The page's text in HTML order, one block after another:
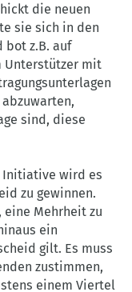
die neuen
sie sich in den
bot z.B. auf
Unterstützer mit
sind, diese
Initiative wird es
zu gewinnen.
Mehrheit zu
ein
gilt. Es muss
zustimmen,
einem Viertel